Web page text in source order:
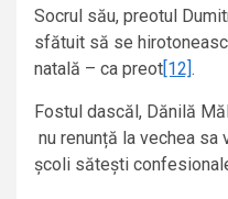
Socrul său, preotul
sfătuit să se
natală – ca preot [12] .
Fostul dascăl, Dănilă
nu renunță la vechea
școli sătești